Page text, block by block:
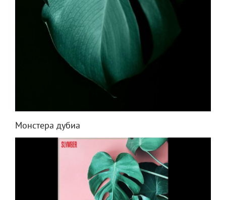
Монстера дубиа